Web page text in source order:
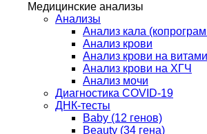
Медицинские анализы
Анализы
Анализ кала
Анализ крови
Анализ крови на
Анализ крови на ХГЧ
Анализ мочи
Диагностика COVID-19
ДНК-тесты
Baby (12 генов)
Beauty (34 гена)